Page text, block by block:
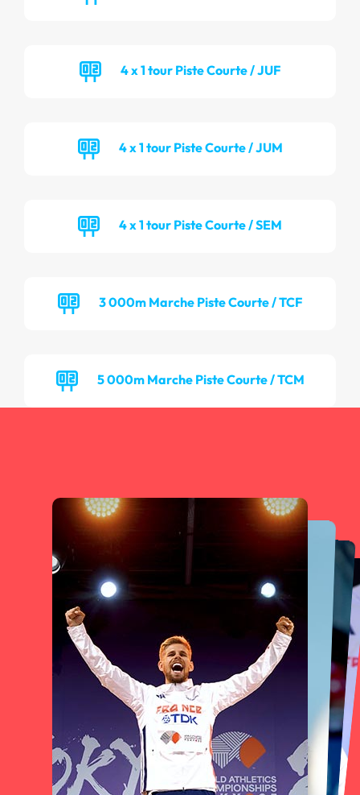
4 x 1 tour Piste Courte / JUF
4 x 1 tour Piste Courte / JUM
4 x 1 tour Piste Courte / SEM
3 000m Marche Piste Courte / TCF
5 000m Marche Piste Courte / TCM